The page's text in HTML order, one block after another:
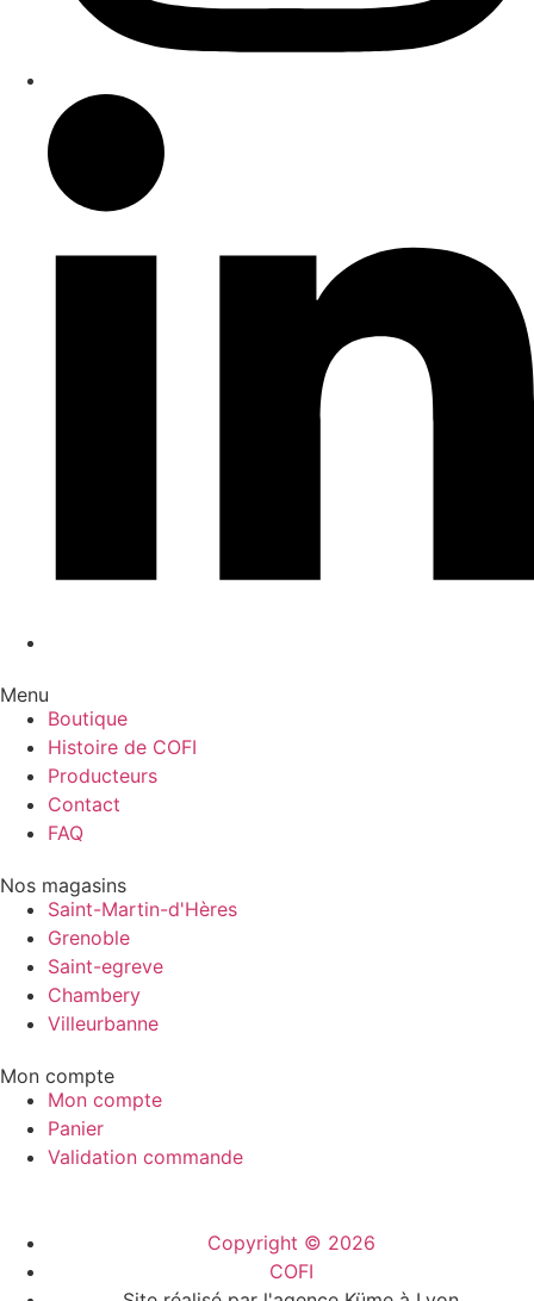
Menu
Boutique
Histoire de COFI
Producteurs
Contact
FAQ
Nos magasins
Saint-Martin-d'Hères
Grenoble
Saint-egreve
Chambery
Villeurbanne
Mon compte
Mon compte
Panier
Validation commande
Copyright © 2026
COFI